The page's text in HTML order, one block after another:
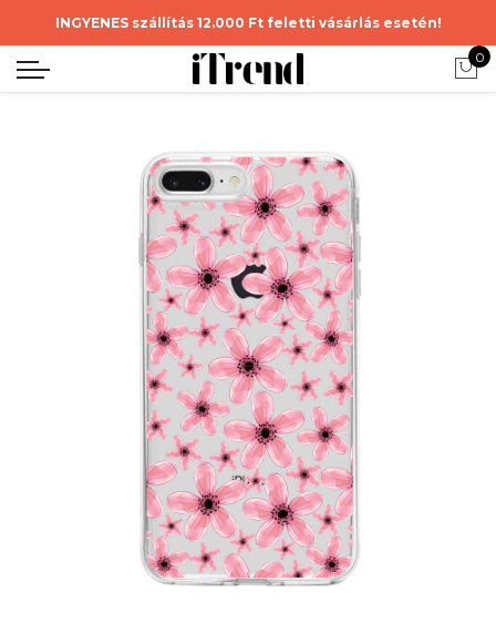
INGYENES szállítás 12.000 Ft feletti vásárlás esetén!
0